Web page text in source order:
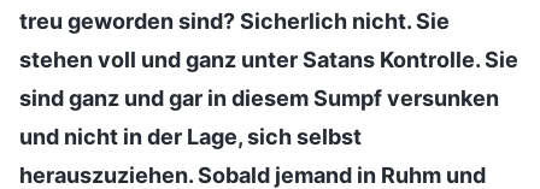
treu geworden sind? Sicherlich nicht. Sie
stehen voll und ganz unter Satans Kontrolle. Sie
sind ganz und gar in diesem Sumpf versunken
und nicht in der Lage, sich selbst
herauszuziehen. Sobald jemand in Ruhm und